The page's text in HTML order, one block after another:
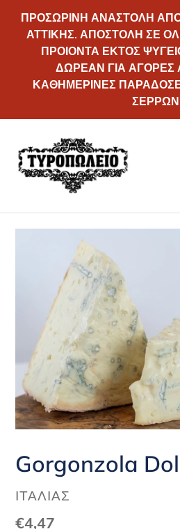
μετάβαση
περιεχόμενο
ΠΡΟΣΩΡΙΝΗ ΑΝΑΣΤΟΛΗ
ΑΤΤΙΚΗΣ. ΑΠΟΣΤΟΛΗ ΣΕ
ΠΡΟΙΟΝΤΑ ΕΚΤΟΣ
ΔΩΡΕΑΝ ΓΙΑ ΑΓΟΡΕΣ
ΚΑΘΗΜΕΡΙΝΕΣ
ΣΕΡΡΩΝ
Gorgonzola
ΠΡΟΜΗΘΕΥΤΉΣ
ΙΤΑΛΊΑΣ
Κανονική
€4,47